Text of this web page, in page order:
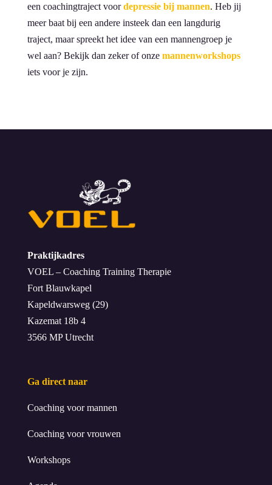
een coachingtraject voordepressie bij mannen. Heb jij
meer baat bij een andere insteek dan een langdurig
traject, maar spreekt het idee van een mannengroep je
wel aan? Bekijk dan zeker of onze mannenworkshops
iets voor je zijn.
Praktijkadres
VOEL – Coaching Training Therapie
Fort Blauwkapel
Kapeldwarsweg (29)
Kazemat 18b 4
3566 MP Utrecht
Ga direct naar
Coaching voor mannen
Coaching voor vrouwen
Workshops